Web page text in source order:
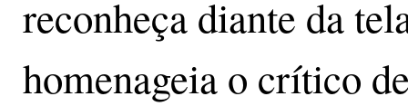
reconheça diante da
homenageia o crítico